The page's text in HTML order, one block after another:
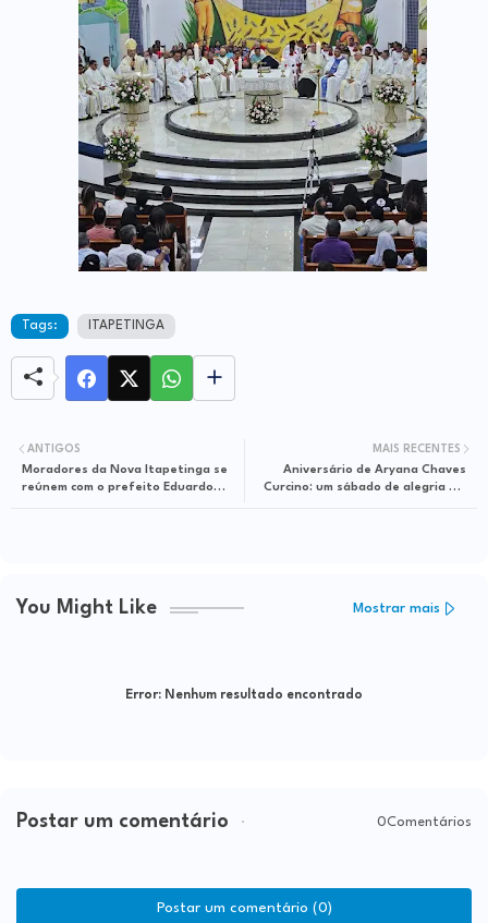
Tags: ITAPETINGA
MAIS RECENTES
Aniversário de Aryana Chaves
Curcino: um sábado de alegria em
ANTIGOS
Moradores da Nova Itapetinga se
reúnem com o prefeito Eduardo
You Might Like Mostrar mais
Error: Nenhum resultado encontrado
Postar um comentário 0Comentários
Postar um comentário (0)